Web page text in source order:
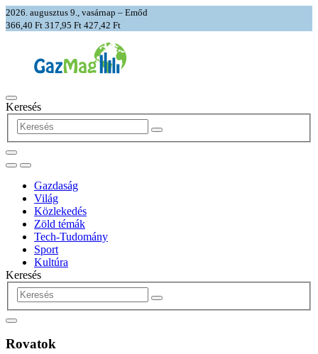
2026. augusztus 9., vasárnap – Emőd
366,40 Ft 317,95 Ft 427,42 Ft
Keresés
Gazdaság
Világ
Közlekedés
Zöld témák
Tech-Tudomány
Sport
Kultúra
Keresés
Rovatok